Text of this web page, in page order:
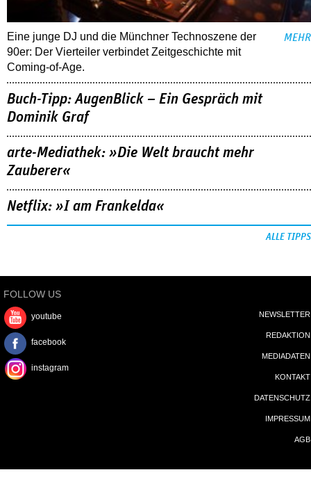
Eine junge DJ und die Münchner Technoszene der
90er: Der Vierteiler verbindet Zeitgeschichte mit
Coming-of-Age.
MEHR
Buch-Tipp: AugenBlick – Ein Gespräch mit
Dominik Graf
arte-Mediathek: »Die Welt braucht mehr
Zauberer«
Netflix: »I am Frankelda«
ALLE TIPPS
FOLLOW US
youtube
facebook
instagram
NEWSLETTER
REDAKTION
MEDIADATEN
KONTAKT
DATENSCHUTZ
IMPRESSUM
AGB